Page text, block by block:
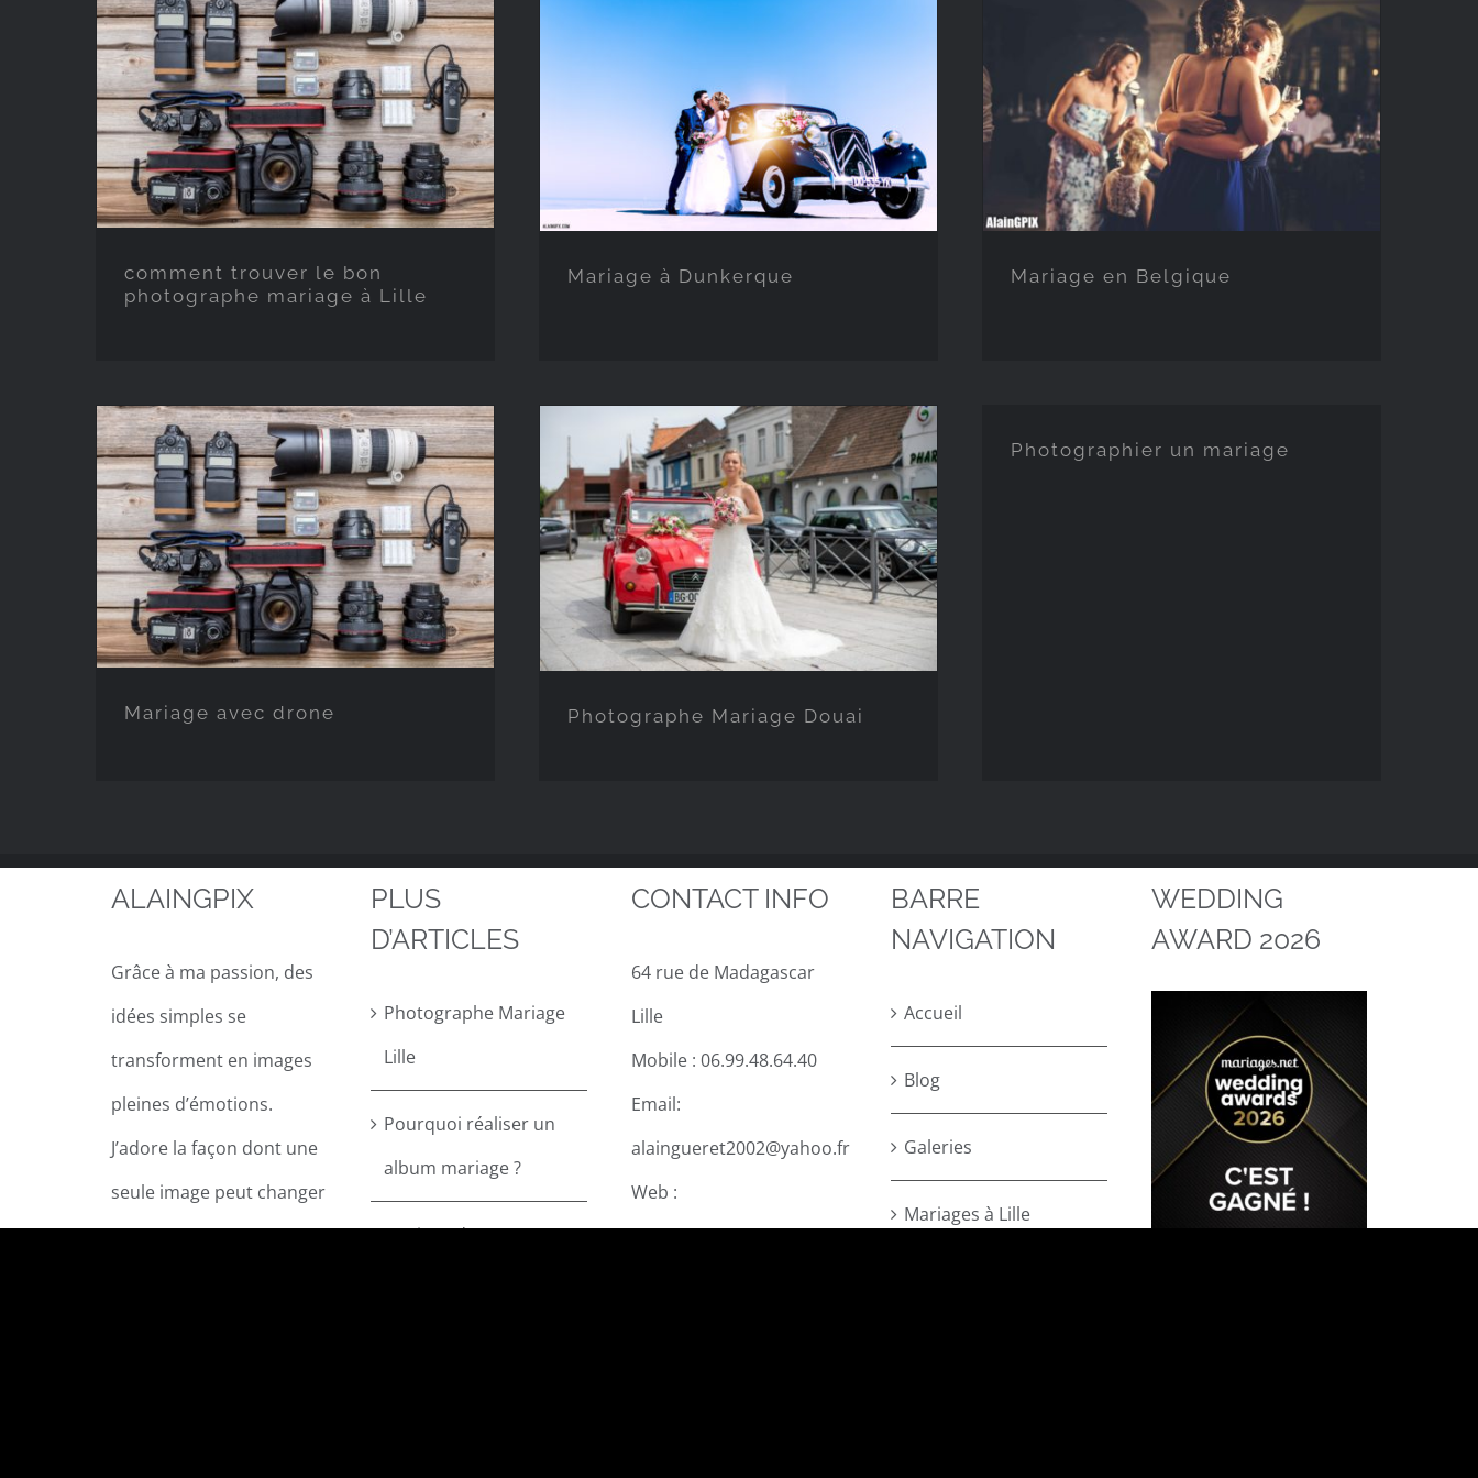
comment trouver le bon
photographe mariage à
Lille
comment trouver le bon
photographe mariage à Lille
Mariage à Dunkerque
Mariage à Dunkerque
Mariage en Belgique
Mariage en Belgique
Mariage avec drone
Mariage avec drone
Photographe Mariage
Douai
Photographe Mariage Douai
Photographier un mariage
ALAINGPIX
Grâce à ma passion, des
idées simples se
transforment en images
pleines d’émotions.
J’adore la façon dont une
seule image peut changer
l’humeur d’une personne,
PLUS
D’ARTICLES
Photographe Mariage
Lille
Pourquoi réaliser un
album mariage ?
Mariage de Laura &
CONTACT INFO
64 rue de Madagascar
Lille
Mobile : 06.99.48.64.40
Email:
alaingueret2002@yahoo.fr
Web :
https://alaingpix.com/
BARRE
NAVIGATION
Accueil
Blog
Galeries
Mariages à Lille
WEDDING
AWARD 2026